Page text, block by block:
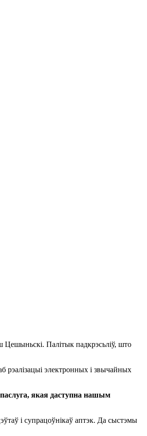
Цешыньскі. Палітык падкрэсьліў, што
рэалізацыі электронных і звычайных
паслуга, якая даступна нашым
і супрацоўнікаў аптэк. Да сыстэмы